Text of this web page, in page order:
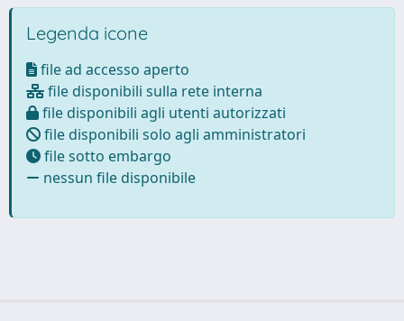
Legenda icone
file ad accesso aperto
file disponibili sulla rete interna
file disponibili agli utenti autorizzati
file disponibili solo agli amministratori
file sotto embargo
nessun file disponibile